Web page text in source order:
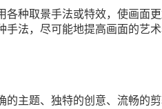
种取景手法或特效，使画面
法，尽可能地提高画面的艺术
主题、独特的创意、流畅的